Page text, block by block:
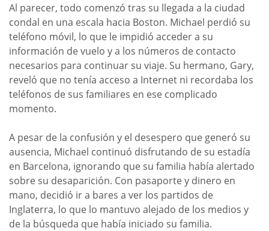
Al parecer, todo comenzó tras su llegada a la ciudad
condal en una escala hacia Boston. Michael perdió su
teléfono móvil, lo que le impidió acceder a su
información de vuelo y a los números de contacto
necesarios para continuar su viaje. Su hermano, Gary,
reveló que no tenía acceso a Internet ni recordaba los
teléfonos de sus familiares en ese complicado
momento.
A pesar de la confusión y el desespero que generó su
ausencia, Michael continuó disfrutando de su estadía
en Barcelona, ignorando que su familia había alertado
sobre su desaparición. Con pasaporte y dinero en
mano, decidió ir a bares a ver los partidos de
Inglaterra, lo que lo mantuvo alejado de los medios y
de la búsqueda que había iniciado su familia.